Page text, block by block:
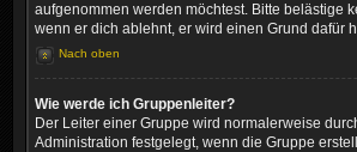
aufgenommen werden möchtest. Bitte belästige
wenn er dich ablehnt, er wird einen Grund dafür
Nach oben
Wie werde ich Gruppenleiter?
Der Leiter einer Gruppe wird normalerweise
Administration festgelegt, wenn die Gruppe